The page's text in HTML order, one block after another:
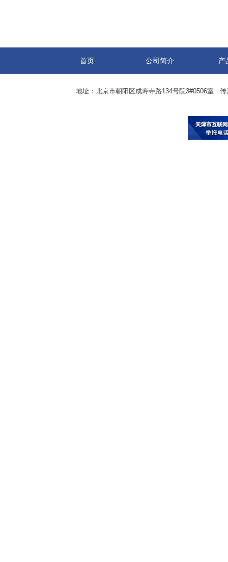
首页 公司简介 产
地址：北京市朝阳区成寿寺路134号院3#0506室